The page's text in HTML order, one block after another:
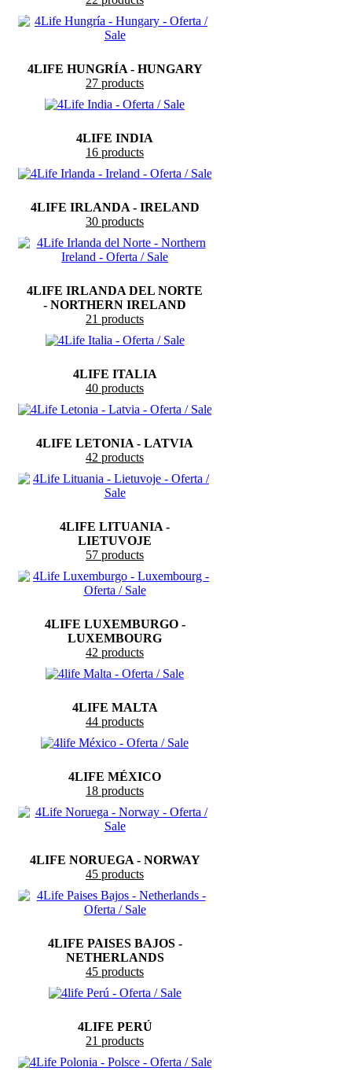
4LIFE HUNGRÍA - HUNGARY
27 products
4LIFE INDIA
16 products
4LIFE IRLANDA - IRELAND
30 products
4LIFE IRLANDA DEL NORTE
- NORTHERN IRELAND
21 products
4LIFE ITALIA
40 products
4LIFE LETONIA - LATVIA
42 products
4LIFE LITUANIA -
LIETUVOJE
57 products
4LIFE LUXEMBURGO -
LUXEMBOURG
42 products
4LIFE MALTA
44 products
4LIFE MÉXICO
18 products
4LIFE NORUEGA - NORWAY
45 products
4LIFE PAISES BAJOS -
NETHERLANDS
45 products
4LIFE PERÚ
21 products